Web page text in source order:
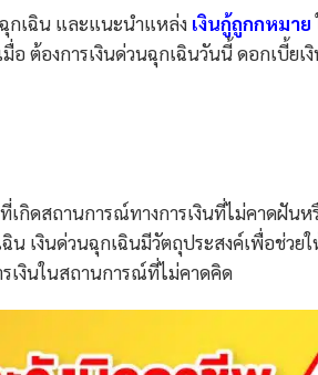
กเฉิน และแนะนำแหล่ง เงินกู้ถูกกหมาย
มื่อ ต้องการเงินด่วนฉุกเฉินวันนี้ ดอกเบี้
กิดสถานการณ์ทางการเงินที่ไม่คาดฝันห
เงินด่วนฉุกเฉินมีวัตถุประสงค์เพื่อช่ว
เงินในสถานการณ์ที่ไม่คาดคิด